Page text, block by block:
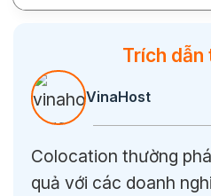
VinaHost
Trích dẫn
Colocation thường
quả với các doanh